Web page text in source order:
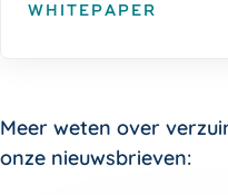
WHITEPAPER
Meer weten over
onze nieuwsbrieven: